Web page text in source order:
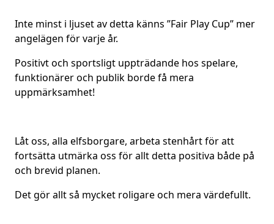
Inte minst i ljuset av detta känns ”Fair Play Cup” mer
angelägen för varje år.
Positivt och sportsligt uppträdande hos spelare,
funktionärer och publik borde få mera
uppmärksamhet!
Låt oss, alla elfsborgare, arbeta stenhårt för att
fortsätta utmärka oss för allt detta positiva både på
och brevid planen.
Det gör allt så mycket roligare och mera värdefullt.